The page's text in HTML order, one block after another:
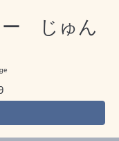
ー じゅん